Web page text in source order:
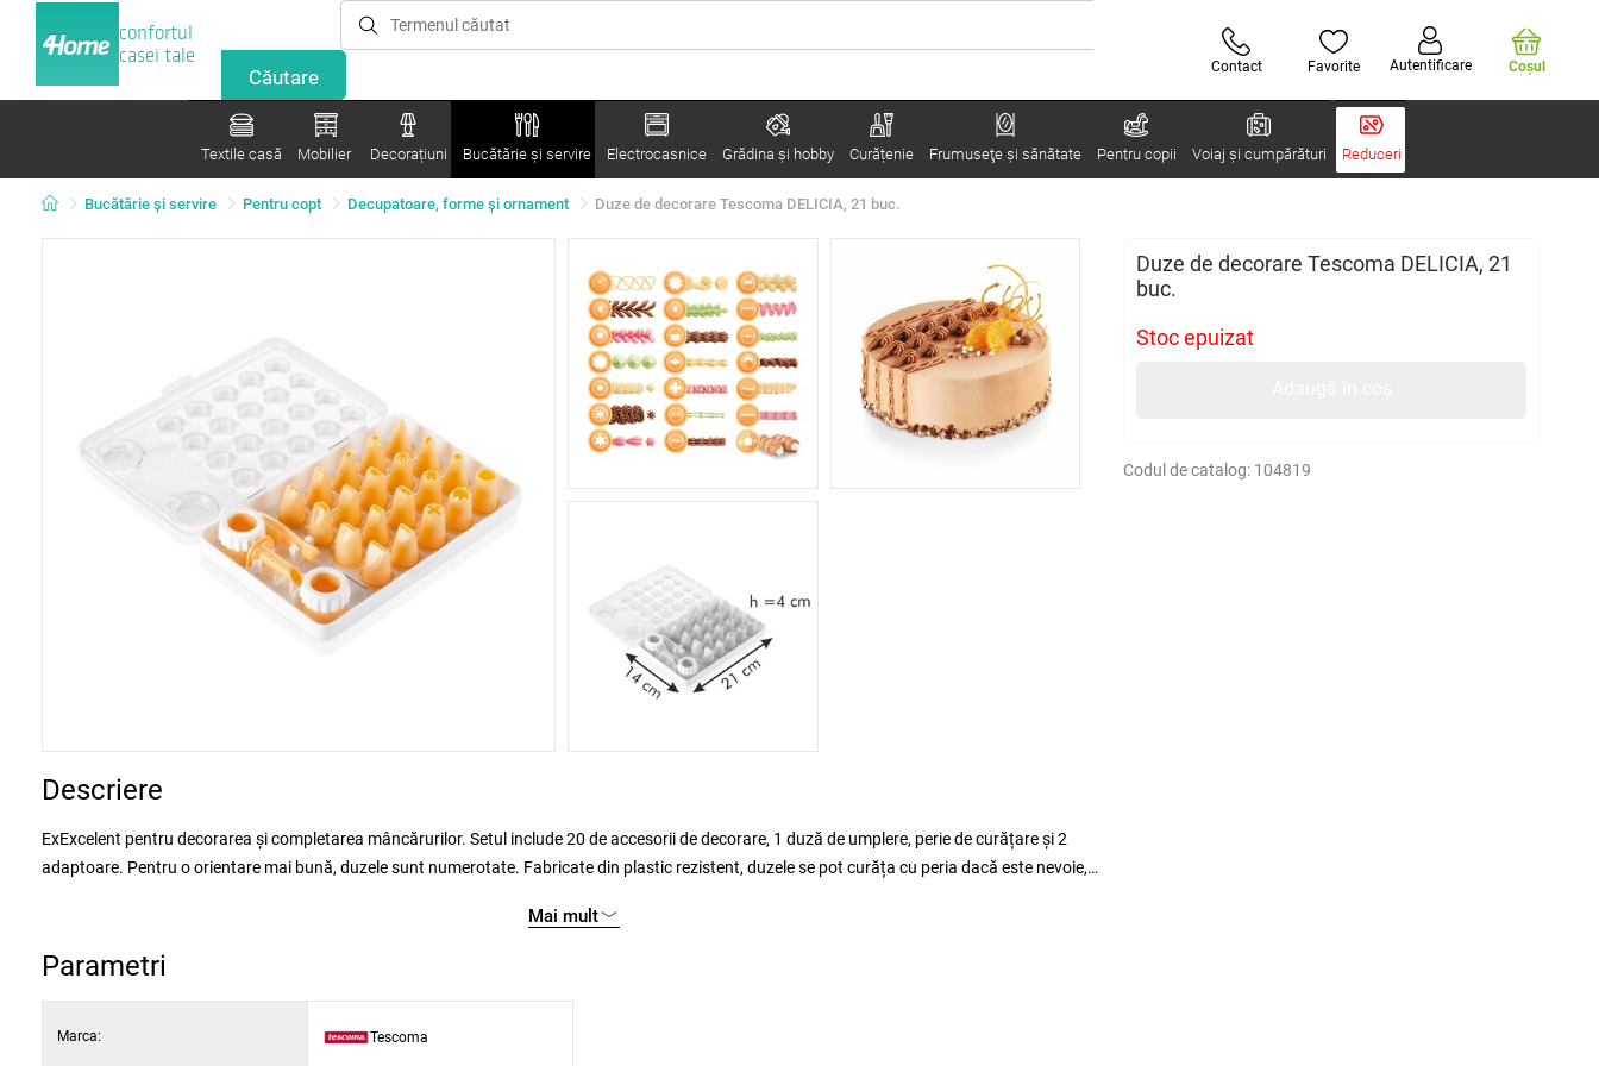
confortul
casei tale
Contact Favorite Autentificare Coşul
Textile casă Mobilier Decorațiuni Bucătărie și servire Electrocasnice Grădina şi hobby Curățenie Frumuseţe şi sănătate Pentru copii Voiaj și cumpărături Reduceri
Bucătărie și servire Pentru copt Decupatoare, forme şi ornament Duze de decorare Tescoma DELICIA, 21 buc.
Duze de decorare Tescoma DELICIA, 21
buc.
Stoc epuizat
Codul de catalog: 104819
Descriere
ExExcelent pentru decorarea și completarea mâncărurilor. Setul include 20 de accesorii de decorare, 1 duză de umplere, perie de curățare și 2
adaptoare. Pentru o orientare mai bună, duzele sunt numerotate. Fabricate din plastic rezistent, duzele se pot curăța cu peria dacă este nevoie,
Mai mult
Parametri
Marca: Tescoma